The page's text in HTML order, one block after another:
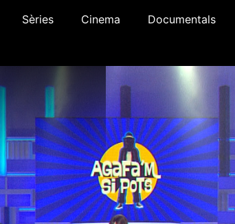
Sèries Cinema Documentals